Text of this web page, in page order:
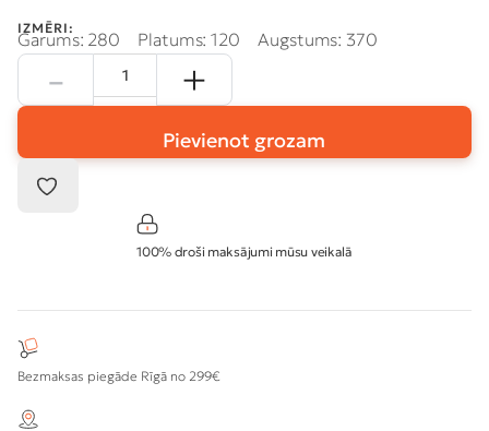
IZMĒRI:
Garums: 280 Platums: 120 Augstums: 370
Pievienot grozam
100% droši maksājumi mūsu veikalā
Bezmaksas piegāde Rīgā no 299€